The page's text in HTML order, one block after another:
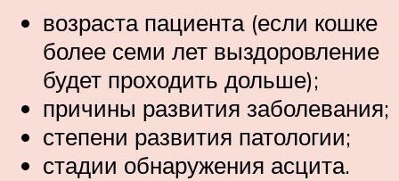
возраста пациента (если кошке
более семи лет выздоровление
будет проходить дольше);
причины развития заболевания;
степени развития патологии;
стадии обнаружения асцита.